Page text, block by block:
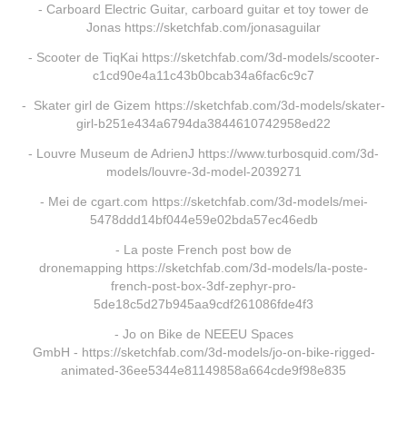
- Carboard Electric Guitar, carboard guitar et toy tower de
Jonas https://sketchfab.com/jonasaguilar
- Scooter de TiqKai https://sketchfab.com/3d-models/scooter-
c1cd90e4a11c43b0bcab34a6fac6c9c7
- Skater girl de Gizem https://sketchfab.com/3d-models/skater-
girl-b251e434a6794da3844610742958ed22
- Louvre Museum de AdrienJ https://www.turbosquid.com/3d-
models/louvre-3d-model-2039271
- Mei de cgart.com https://sketchfab.com/3d-models/mei-
5478ddd14bf044e59e02bda57ec46edb
- La poste French post bow de
dronemapping https://sketchfab.com/3d-models/la-poste-
french-post-box-3df-zephyr-pro-
5de18c5d27b945aa9cdf261086fde4f3
- Jo on Bike de NEEEU Spaces
GmbH - https://sketchfab.com/3d-models/jo-on-bike-rigged-
animated-36ee5344e81149858a664cde9f98e835